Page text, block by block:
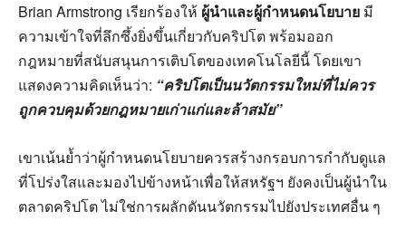
Brian Armstrong เรียกร้องให้ ผู้นำและผู้กำหนดนโยบาย มี
ความเข้าใจที่ลึกซึ้งยิ่งขึ้นเกี่ยวกับคริปโต พร้อมออก
กฎหมายที่สนับสนุนการเติบโตของเทคโนโลยีนี้ โดยเขา
แสดงความคิดเห็นว่า: “คริปโตเป็นนวัตกรรมใหม่ที่ไม่ควร
ถูกควบคุมด้วยกฎหมายเก่าแก่และล้าสมัย”
เขาเน้นย้ำว่าผู้กำหนดนโยบายควรสร้างกรอบการกำกับดูแล
ที่โปร่งใสและมองไปข้างหน้าเพื่อให้สหรัฐฯ ยังคงเป็นผู้นำใน
ตลาดคริปโต ไม่ใช่การผลักดันนวัตกรรมไปยังประเทศอื่น ๆ